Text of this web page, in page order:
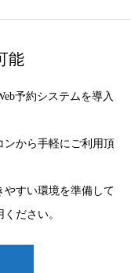
能
予約システムを導入
ンから手軽にご利用頂
すい環境を準備して
ださい。